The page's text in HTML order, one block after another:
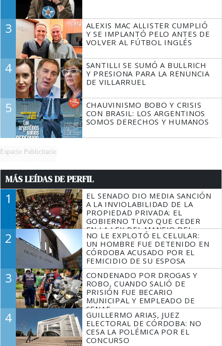
3
ALEXIS MAC ALLISTER CUMPLIÓ
Y SE IMPLANTÓ PELO ANTES DE
VOLVER AL FÚTBOL INGLÉS
4
SANTILLI SE SUMÓ A BULLRICH
Y PRESIONA PARA LA RENUNCIA
DE VILLARRUEL
5
CHAUVINISMO BOBO Y CRISIS
CON BRASIL: LOS ARGENTINOS
SOMOS DERECHOS Y HUMANOS
Espacio Publicitario
MÁS LEÍDAS DE PERFIL
1
EL SENADO DIO MEDIA SANCIÓN
A LA INVIOLABILIDAD DE LA
PROPIEDAD PRIVADA: EL
GOBIERNO TUVO QUE CEDER
EN LA LEY DEL MANEJO DEL
FUEGO
2
NO LE EXPLOTÓ EL CELULAR:
UN HOMBRE FUE DETENIDO EN
CÓRDOBA ACUSADO POR EL
FEMICIDIO DE SU ESPOSA
3
CONDENADO POR DROGAS Y
ROBO, CUANDO SALIÓ DE
PRISIÓN FUE BECARIO
MUNICIPAL Y EMPLEADO DE
SENAF
4
GUILLERMO ARIAS, JUEZ
ELECTORAL DE CÓRDOBA: NO
CESA LA POLÉMICA POR EL
CONCURSO